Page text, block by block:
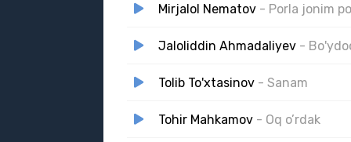
Mirjalol Nematov - Porla jonim
Jaloliddin Ahmadaliyev -
Tolib To'xtasinov - Sanam
Tohir Mahkamov - Oq o’rdak